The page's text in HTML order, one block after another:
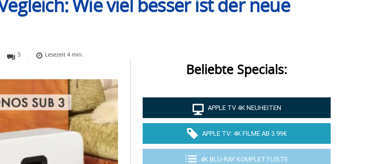
Wie viel besser ist der neue
5 Lesezeit4 min.
Beliebte Specials:
APPLE TV 4K NEUHEITEN
APPLE TV: 4K FILME AB 3.99€
4K BLU-RAY KOMPLETTLISTE